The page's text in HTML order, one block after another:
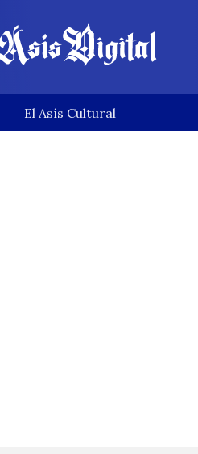
El Asís Cultural